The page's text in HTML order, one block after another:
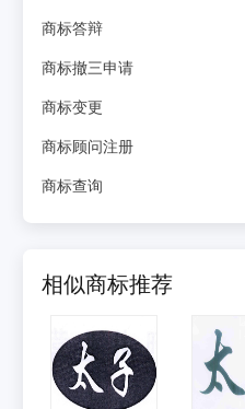
商标答辩
商标撤三申请
商标变更
商标顾问注册
商标查询
相似商标推荐